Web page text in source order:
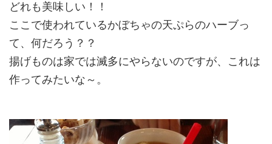
どれも美味しい！！
ここで使われているかぼちゃの天ぷらのハーブっ
て、何だろう？？
揚げものは家では滅多にやらないのですが、これは
作ってみたいな～。